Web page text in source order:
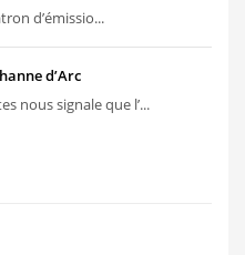
d’émissio...
d’Arc
nous signale que l’...